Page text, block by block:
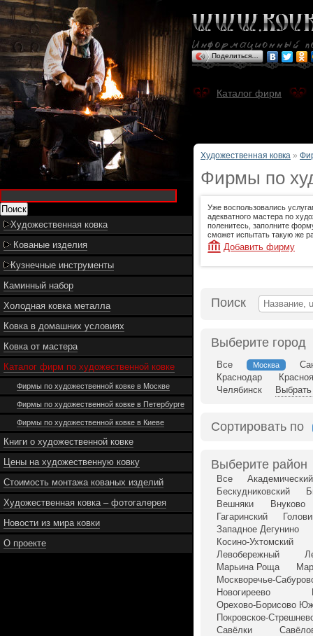
Художественная ковка
Кованые изделия
Кузнечные инструменты
Каминный набор
Холодная ковка металла
Ковка в домашних условиях
Ковка от мастера
Каталог фирм по художественной ковке
Фирмы по художественной ковке в Москве
Фирмы по художественной ковке в Петербурге
Фирмы по художественной ковке в Киеве
Книги о художественной ковке
Цены на художественную ковку
Стоимость монтажа кованых изделий
Художественная ковка – фотогалерея
Новости из мира ковки
О проекте
Поделиться…
Каталог фирм
Художественная ковка »
Фирмы по
Уже воспользовались
адекватного мастера по
поленитесь, заполните
сможет испытать такую же
Добавить фирму
Поиск
Выберите город
Все Москва
Краснодар
Челябинск
Сортировать по
Выберите район
Все
Академический
Бескудниковский
Вешняки
Внуково
Гагаринский
Западное Дегунино
Косино-Ухтомский
Левобережный
Марьина Роща
Москворечье-
Новогиреево
Орехово-Борисово
Покровское-
Савёлки